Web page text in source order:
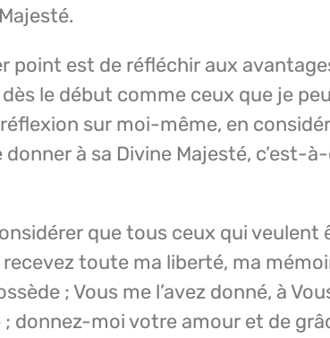
est de réfléchir aux
le début comme ceux que je
sur moi-même, en
à sa Divine Majesté, c’est-
que tous ceux qui
toute ma liberté, ma
; Vous me l’avez donné, à
donnez-moi votre amour et de